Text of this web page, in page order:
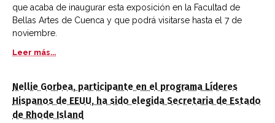
que acaba de inaugurar esta exposición en la Facultad de
Bellas Artes de Cuenca y que podrá visitarse hasta el 7 de
noviembre.
Leer más...
Nellie Gorbea, participante en el programa Líderes
Hispanos de EEUU, ha sido elegida Secretaria de Estado
de Rhode Island